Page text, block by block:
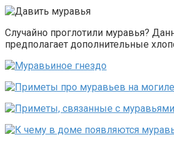
Случайно проглотили муравья?
предполагает дополнительные